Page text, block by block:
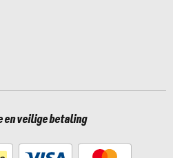
en veilige betaling